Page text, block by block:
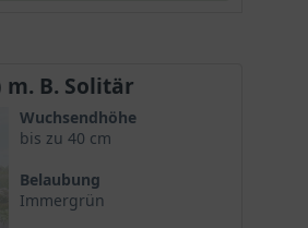
macht sie zu einer
Blütenpracht
m. B. Solitär
Wuchsendhöhe
bis zu 40 cm
Belaubung
Immergrün